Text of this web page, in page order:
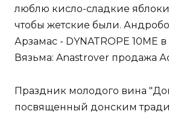
люблю кисло-сладкие яблоки
чтобы жетские были.
Арзамас - DYNATROPE 10ME
Вязьма: Anastrover продажа
Праздник молодого вина
посвященный донским